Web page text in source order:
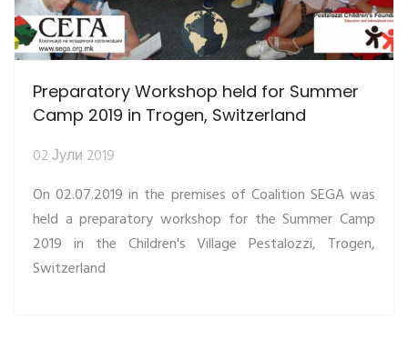
Preparatory Workshop held for Summer
Camp 2019 in Trogen, Switzerland
02 Јули 2019
On 02.07.2019 in the premises of Coalition SEGA was
held a preparatory workshop for the Summer Camp
2019 in the Children's Village Pestalozzi, Trogen,
Switzerland